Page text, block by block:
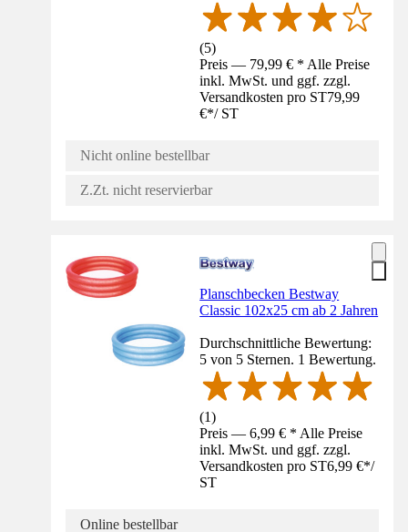
(5)
Preis — 79,99 € * Alle Preise
inkl. MwSt. und ggf. zzgl.
Versandkosten pro ST79,99
€*/ ST
Nicht online bestellbar
Z.Zt. nicht reservierbar
Planschbecken Bestway
Classic 102x25 cm ab 2 Jahren
Durchschnittliche Bewertung:
5 von 5 Sternen. 1 Bewertung.
(1)
Preis — 6,99 € * Alle Preise
inkl. MwSt. und ggf. zzgl.
Versandkosten pro ST6,99 €*/
ST
Online bestellbar